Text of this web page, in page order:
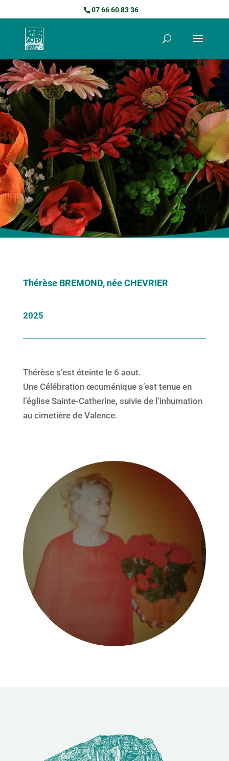
07 66 60 83 36
Thérèse BREMOND, née CHEVRIER
2025
Thérèse s’est éteinte le 6 aout.
Une Célébration œcuménique s’est tenue en
l’église Sainte-Catherine, suivie de l’inhumation
au cimetière de Valence.